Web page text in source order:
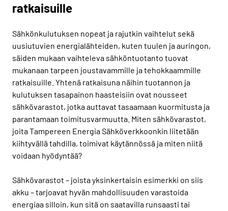
ratkaisuille
Sähkönkulutuksen nopeat ja rajutkin vaihtelut sekä
uusiutuvien energialähteiden, kuten tuulen ja auringon,
säiden mukaan vaihteleva sähköntuotanto tuovat
mukanaan tarpeen joustavammille ja tehokkaammille
ratkaisuille. Yhtenä ratkaisuna näihin tuotannon ja
kulutuksen tasapainon haasteisiin ovat nousseet
sähkövarastot, jotka auttavat tasaamaan kuormitusta ja
parantamaan toimitusvarmuutta. Miten sähkövarastot,
joita Tampereen Energia Sähköverkkoonkin liitetään
kiihtyvällä tahdilla, toimivat käytännössä ja miten niitä
voidaan hyödyntää?
Sähkövarastot – joista yksinkertaisin esimerkki on siis
akku – tarjoavat hyvän mahdollisuuden varastoida
energiaa silloin, kun sitä on saatavilla runsaasti tai